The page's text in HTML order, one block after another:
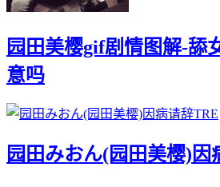
园田美樱gif剧情图解-舔
意吗
园田みおん(园田美樱)因